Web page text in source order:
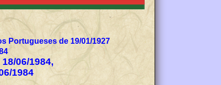
Portugueses de 19/01/1927
06/1984,
1984